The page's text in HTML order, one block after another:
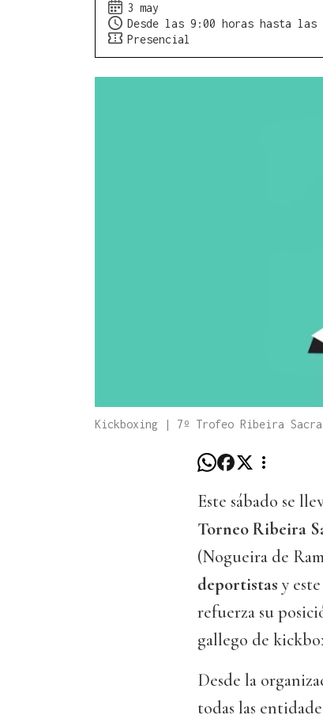
3 may
Desde las 9:00 horas hasta las
Presencial
Kickboxing | 7º Trofeo Ribeira Sacra
Este sábado se
Torneo Ribeira
(Nogueira de
deportistas y
refuerza su
gallego de
Desde la
todas las